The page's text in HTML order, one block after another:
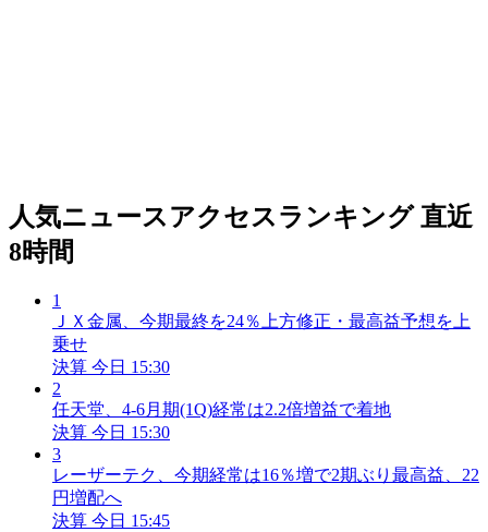
人気ニュースアクセスランキング 直近
8時間
1
ＪＸ金属、今期最終を24％上方修正・最高益予想を上
乗せ
決算 今日 15:30
2
任天堂、4-6月期(1Q)経常は2.2倍増益で着地
決算 今日 15:30
3
レーザーテク、今期経常は16％増で2期ぶり最高益、22
円増配へ
決算 今日 15:45